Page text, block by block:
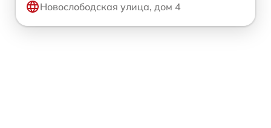
Новослободская улица, дом 4